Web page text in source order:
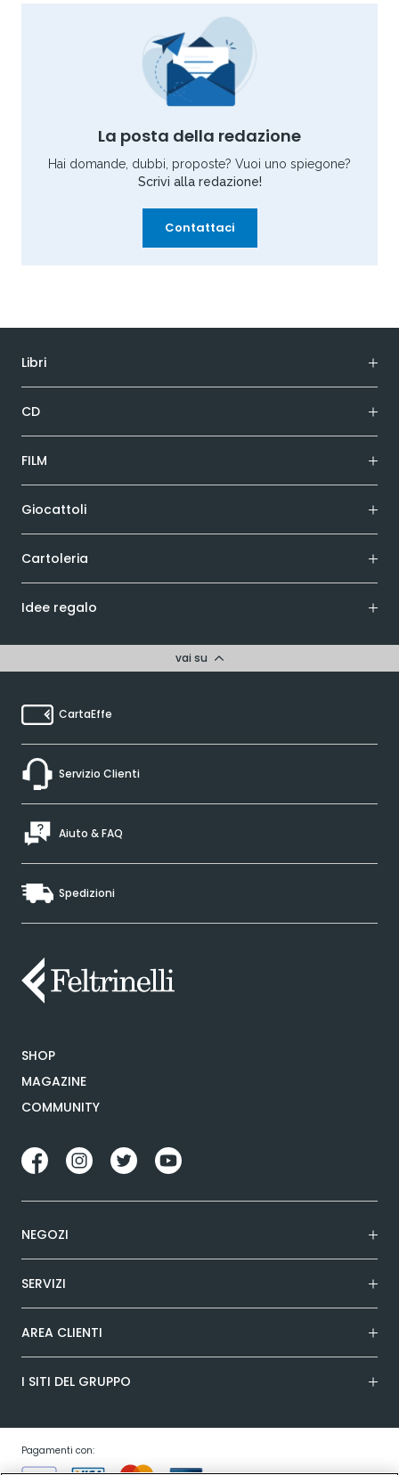
La posta della redazione
Hai domande, dubbi, proposte? Vuoi uno spiegone?
Scrivi alla redazione!
Contattaci
Libri
CD
FILM
Giocattoli
Cartoleria
Idee regalo
vai su
CartaEffe
Servizio Clienti
Aiuto & FAQ
Spedizioni
SHOP
MAGAZINE
COMMUNITY
NEGOZI
SERVIZI
AREA CLIENTI
I SITI DEL GRUPPO
Pagamenti con: